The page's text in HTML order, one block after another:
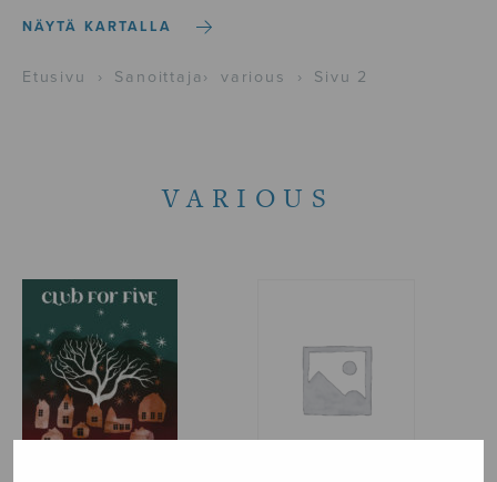
NÄYTÄ KARTALLA
Etusivu › Sanoittaja › various › Sivu 2
VARIOUS